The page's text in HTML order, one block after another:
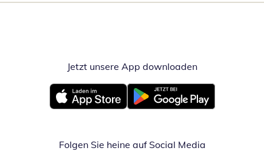
Jetzt unsere App downloadenÖffnet in
Öffnet in neuem FensterÖffnet in neuem Fenster
Folgen Sie heine auf Social Media